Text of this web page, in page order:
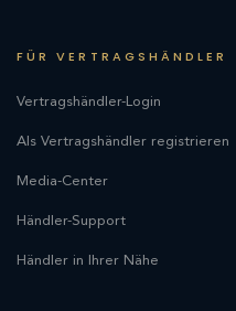
FÜR VERTRAGSHÄNDLER
Vertragshändler-Login
Als Vertragshändler registrieren
Media-Center
Händler-Support
Händler in Ihrer Nähe